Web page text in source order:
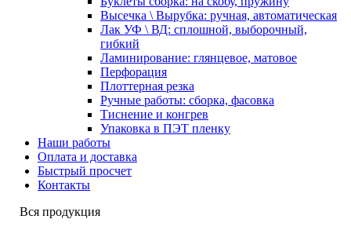
Высечка \ Вырубка: ручная, автоматическая
Лак УФ \ ВД: сплошной, выборочный,
гибкий
Ламинирование: глянцевое, матовое
Перфорация
Плоттерная резка
Ручные работы: сборка, фасовка
Тиснение и конгрев
Упаковка в ПЭТ пленку
Наши работы
Оплата и доставка
Быстрый просчет
Контакты
Вся продукция